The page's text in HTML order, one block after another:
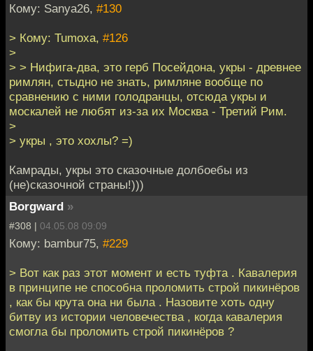
Кому: Sanya26, #130
> Кому: Tumoxa, #126
>
> > Нифига-два, это герб Посейдона, укры - древнее
римлян, стыдно не знать, римляне вообще по
сравнению с ними голодранцы, отсюда укры и
москалей не любят из-за их Москва - Третий Рим.
>
> укры , это хохлы? =)
Камрады, укры это сказочные долбоебы из
(не)сказочной страны!)))
Borgward »
#308 | 04.05.08 09:09
Кому: bambur75, #229
> Вот как раз этот момент и есть туфта . Кавалерия
в принципе не способна проломить строй пикинёров
, как бы крута она ни была . Назовите хоть одну
битву из истории человечества , когда кавалерия
смогла бы проломить строй пикинёров ?